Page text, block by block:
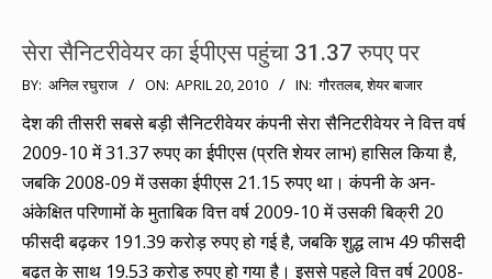
सेरा सैनिटरीवेयर का ईपीएस पहुंचा 31.37 रुपए पर
2010-
04-
20
BY: अनिल रघुराज ON: APRIL 20, 2010 IN: गौरतलब,शेयर बाजार
देश की तीसरी सबसे बड़ी सैनिटरीवेयर कंपनी सेरा सैनिटरीवेयर ने वित्त वर्ष
2009-10 में 31.37 रुपए का ईपीएस (प्रति शेयर लाभ) हासिल किया है,
जबकि 2008-09 में उसका ईपीएस 21.15 रुपए था। कंपनी के अन-
अंकेक्षित परिणामों के मुताबिक वित्त वर्ष 2009-10 में उसकी बिक्री 20
फीसदी बढ़कर 191.39 करोड़ रुपए हो गई है, जबकि शुद्ध लाभ 49 फीसदी
बढ़त के साथ 19.53 करोड़ रुपए हो गया है। इससे पहले वित्त वर्ष 2008-